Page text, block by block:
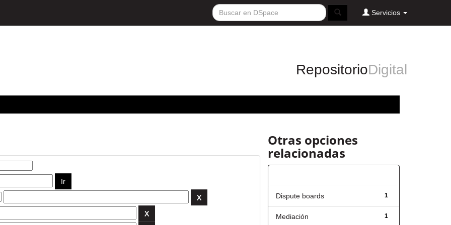
Servicios
RepositorioDigital
Otras opciones
relacionadas
1
Dispute boards
1
Mediación